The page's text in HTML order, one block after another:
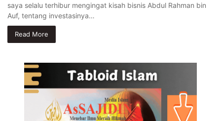
saya selalu terhibur mengingat kisah bisnis Abdul Rahman bin
Auf, tentang investasinya…
Read More